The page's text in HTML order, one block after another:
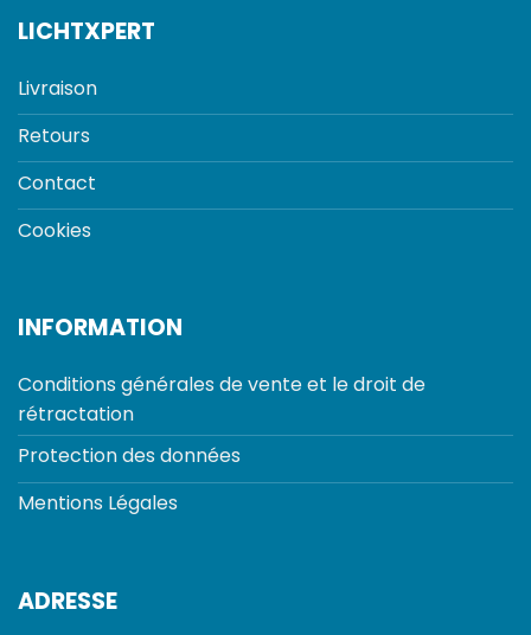
LICHTXPERT
Livraison
Retours
Contact
Cookies
INFORMATION
Conditions générales de vente et le droit de
rétractation
Protection des données
Mentions Légales
ADRESSE